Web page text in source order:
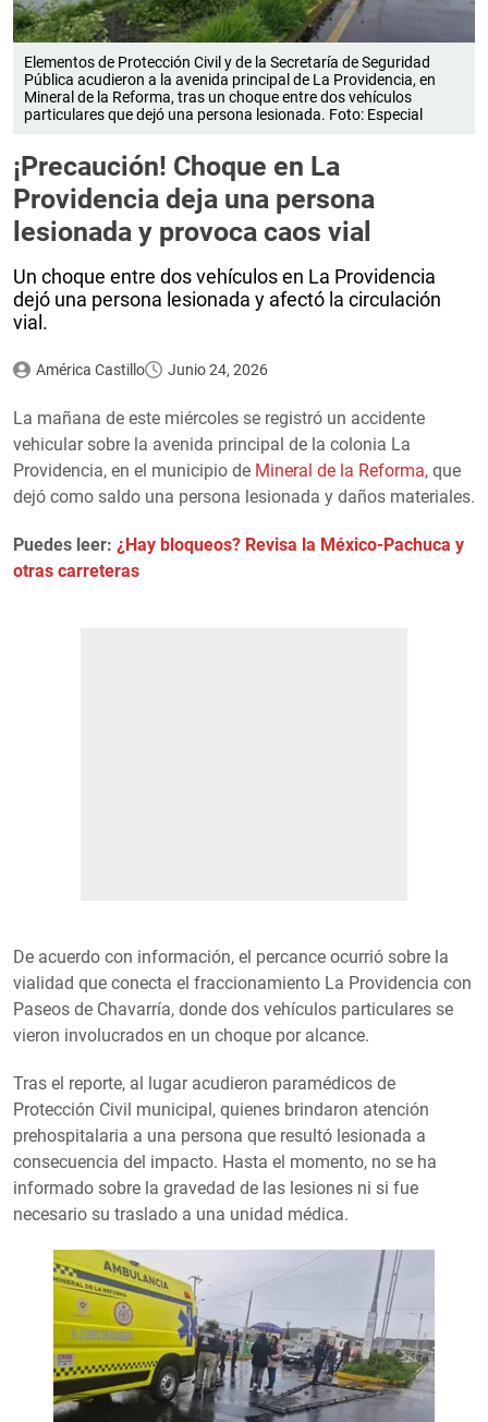
Elementos de Protección Civil y de la Secretaría de Seguridad
Pública acudieron a la avenida principal de La Providencia, en
Mineral de la Reforma, tras un choque entre dos vehículos
particulares que dejó una persona lesionada. Foto: Especial
¡Precaución! Choque en La
Providencia deja una persona
lesionada y provoca caos vial
Un choque entre dos vehículos en La Providencia
dejó una persona lesionada y afectó la circulación
vial.
América Castillo Junio 24, 2026
La mañana de este miércoles se registró un accidente
vehicular sobre la avenida principal de la colonia La
Providencia, en el municipio de Mineral de la Reforma, que
dejó como saldo una persona lesionada y daños materiales.
Puedes leer: ¿Hay bloqueos? Revisa la México-Pachuca y
otras carreteras
De acuerdo con información, el percance ocurrió sobre la
vialidad que conecta el fraccionamiento La Providencia con
Paseos de Chavarría, donde dos vehículos particulares se
vieron involucrados en un choque por alcance.
Tras el reporte, al lugar acudieron paramédicos de
Protección Civil municipal, quienes brindaron atención
prehospitalaria a una persona que resultó lesionada a
consecuencia del impacto. Hasta el momento, no se ha
informado sobre la gravedad de las lesiones ni si fue
necesario su traslado a una unidad médica.